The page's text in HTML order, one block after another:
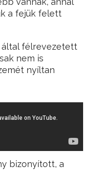
a fejük felett
által félrevezetett
nem is
nyíltan
bizonyított, a